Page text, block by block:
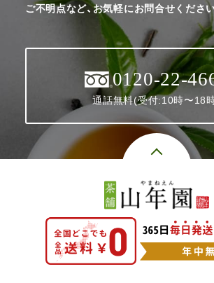
ご不明点など、お気軽にお問合せくださ
0120-22-
通話無料(受付:10時〜18